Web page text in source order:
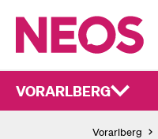
VORARLBERG
Vorarlberg